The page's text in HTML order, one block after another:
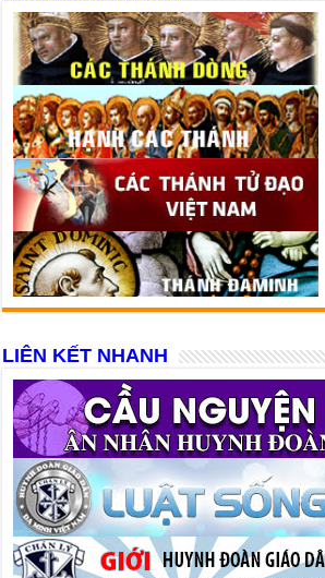
LIÊN KẾT NHANH